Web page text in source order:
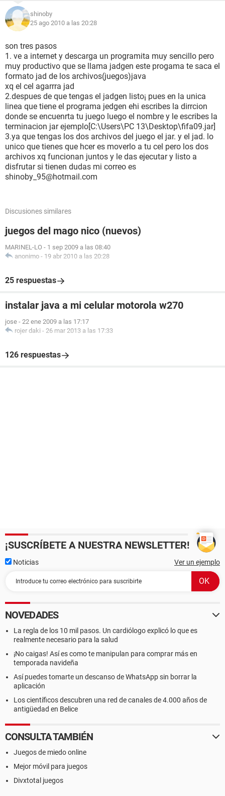
shinoby
25 ago 2010 a las 20:28
son tres pasos
1. ve a internet y descarga un programita muy sencillo pero
muy productivo que se llama jadgen este progama te saca el
formato jad de los archivos(juegos)java
xq el cel agarrra jad
2.despues de que tengas el jadgen listo¡ pues en la unica
linea que tiene el programa jedgen ehi escribes la dirrcion
donde se encuenrta tu juego luego el nombre y le escribes la
terminacion jar ejemplo[C:\Users\PC 13\Desktop\fifa09.jar]
3.ya que tengas los dos archivos del juego el jar. y el jad. lo
unico que tienes que hcer es moverlo a tu cel pero los dos
archivos xq funcionan juntos y le das ejecutar y listo a
disfrutar si tienen dudas mi correo es
shinoby_95@hotmail.com
Discusiones similares
juegos del mago nico (nuevos)
MARINEL-LO - 1 sep 2009 a las 08:40
anonimo - 19 abr 2010 a las 20:28
25 respuestas
instalar java a mi celular motorola w270
jose - 22 ene 2009 a las 17:17
rojer daki - 26 mar 2013 a las 17:33
126 respuestas
¡SUSCRÍBETE A NUESTRA NEWSLETTER!
Noticias Ver un ejemplo
NOVEDADES
La regla de los 10 mil pasos. Un cardiólogo explicó lo que es
realmente necesario para la salud
¡No caigas! Así es como te manipulan para comprar más en
temporada navideña
Así puedes tomarte un descanso de WhatsApp sin borrar la
aplicación
Los científicos descubren una red de canales de 4.000 años de
antigüedad en Belice
CONSULTA TAMBIÉN
Juegos de miedo online
Mejor móvil para juegos
Divxtotal juegos